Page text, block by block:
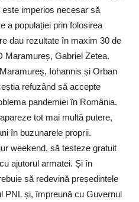
imperios necesar să
a populației prin folosirea
dau rezultate în maxim 30 de
Maramureș, Gabriel Zetea.
Iohannis și Orban
refuzând să accepte
pandemiei în România.
tot mai multă putere,
în buzunarele proprii.
weekend, să testeze gratuit
ajutorul armatei. Și în
să redevină președintele
PNL și, împreună cu Guvernul